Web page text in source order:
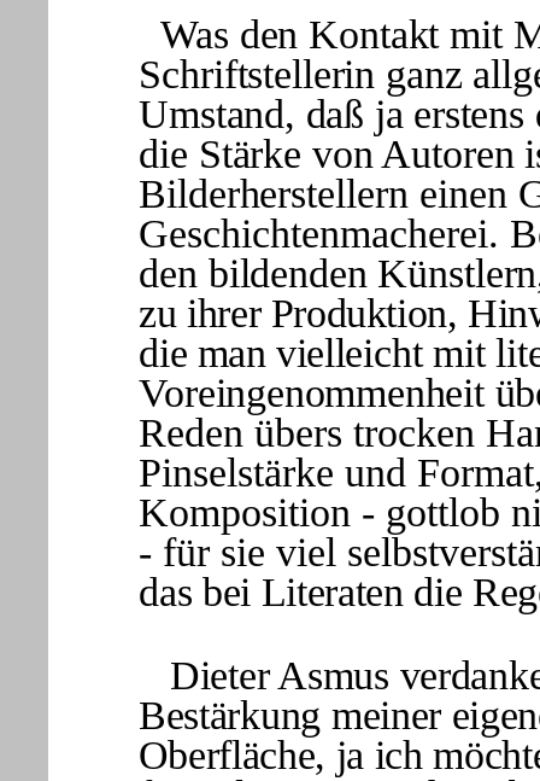
Was den Kontakt mit
Schriftstellerin ganz
Umstand, daß ja
die Stärke von Autoren
Bilderherstellern einen
Geschichtenmacherei.
den bildenden
zu ihrer Produktion,
die man vielleicht mit
Voreingenommenheit
Reden übers trocken
Pinselstärke und
Komposition - gottlob
- für sie viel
das bei Literaten die
Dieter Asmus
Bestärkung meiner
Oberfläche, ja ich